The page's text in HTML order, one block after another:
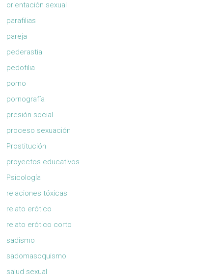
orientación sexual
parafilias
pareja
pederastia
pedofilia
porno
pornografía
presión social
proceso sexuación
Prostitución
proyectos educativos
Psicología
relaciones tóxicas
relato erótico
relato erótico corto
sadismo
sadomasoquismo
salud sexual